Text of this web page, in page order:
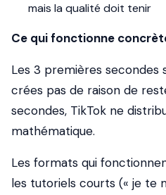
mais la qualité doit tenir
Ce qui fonctionne
Les 3 premières secondes
crées pas de raison de
secondes, TikTok ne
mathématique.
Les formats qui
les tutoriels courts (« je te